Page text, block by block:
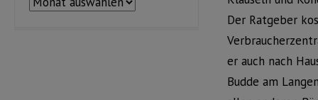
Der Ratgeber
er auch nach
Budde am